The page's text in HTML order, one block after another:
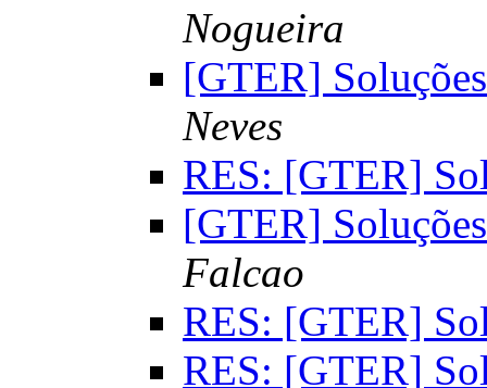
Nogueira
[GTER]
Neves
RES: [GTER]
[GTER]
Falcao
RES: [GTER]
RES: [GTER]